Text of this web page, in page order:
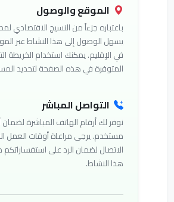
الموقع والوصول
باعتباره جزءاً من النسيج الاقتصادي
يسهل الوصول إلى هذا النشاط عبر
في الإقليم. يمكنك استخدام الخريطة
المتوفرة في هذه الصفحة لتحديد
التواصل المباشر
نوفر لك أرقام الهاتف المباشرة
مستخدم. يرجى مراعاة أوقات العمل
الاتصال لضمان الرد على
هذا النشاط.